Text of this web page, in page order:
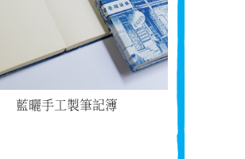
藍曬手工製筆記簿